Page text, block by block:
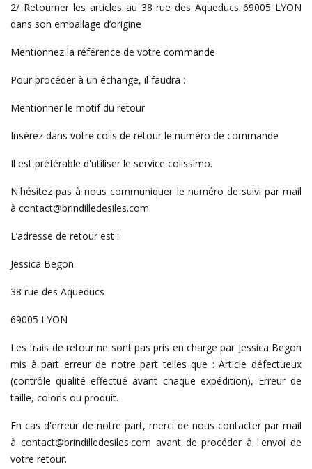
2/ Retourner les articles au 38 rue des Aqueducs 69005 LYON
dans son emballage d’origine
Mentionnez la référence de votre commande
Pour procéder à un échange, il faudra :
Mentionner le motif du retour
Insérez dans votre colis de retour le numéro de commande
Il est préférable d'utiliser le service colissimo.
N'hésitez pas à nous communiquer le numéro de suivi par mail
à contact@brindilledesiles.com
L’adresse de retour est :
Jessica Begon
38 rue des Aqueducs
69005 LYON
Les frais de retour ne sont pas pris en charge par Jessica Begon
mis à part erreur de notre part telles que : Article défectueux
(contrôle qualité effectué avant chaque expédition), Erreur de
taille, coloris ou produit.
En cas d'erreur de notre part, merci de nous contacter par mail
à contact@brindilledesiles.com avant de procéder à l'envoi de
votre retour.